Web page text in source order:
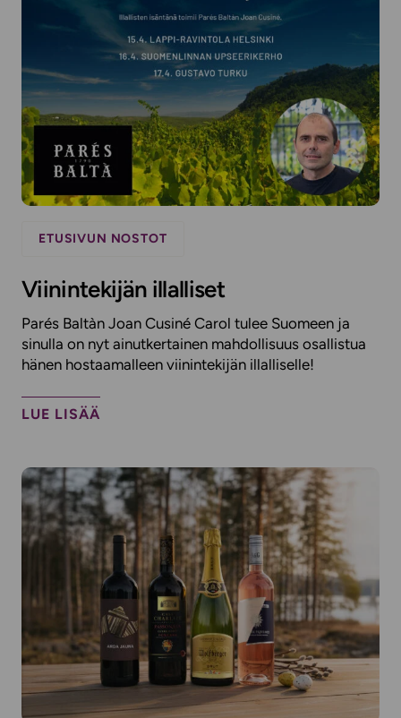
ETUSIVUN NOSTOT
Viinintekijän illalliset
Parés Baltàn Joan Cusiné Carol tulee Suomeen ja
sinulla on nyt ainutkertainen mahdollisuus osallistua
hänen hostaamalleen viinintekijän illalliselle!​
LUE LISÄÄ